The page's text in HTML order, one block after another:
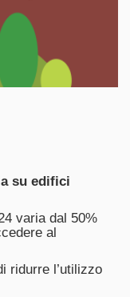
su edifici
varia dal 50%
al
ridurre l’utilizzo